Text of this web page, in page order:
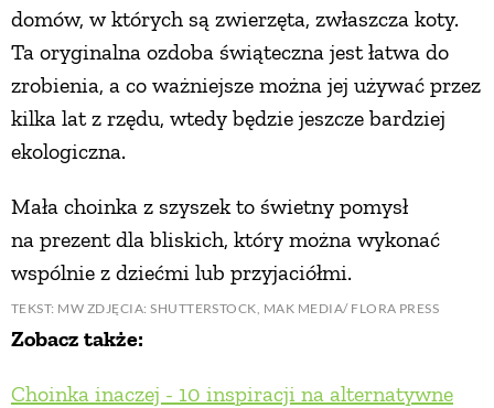
domów, w których są zwierzęta, zwłaszcza koty.
Ta oryginalna ozdoba świąteczna jest łatwa do
zrobienia, a co ważniejsze można jej używać przez
kilka lat z rzędu, wtedy będzie jeszcze bardziej
ekologiczna.
Mała choinka z szyszek to świetny pomysł
na prezent dla bliskich, który można wykonać
wspólnie z dziećmi lub przyjaciółmi.
TEKST: MW ZDJĘCIA: SHUTTERSTOCK, MAK MEDIA/ FLORA PRESS
Zobacz także:
Choinka inaczej - 10 inspiracji na alternatywne